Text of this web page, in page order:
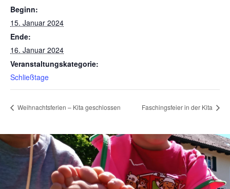
Beginn:
15. Januar 2024
Ende:
16. Januar 2024
Veranstaltungskategorie:
Schließtage
Weihnachtsferien – Kita geschlossen Faschingsfeier in der Kita